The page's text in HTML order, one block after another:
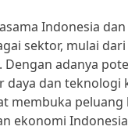
Indonesia
sektor, mulai
Dengan adanya
daya dan teknologi
membuka
ekonomi